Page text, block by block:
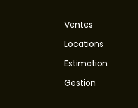
Ventes
Locations
Estimation
Gestion